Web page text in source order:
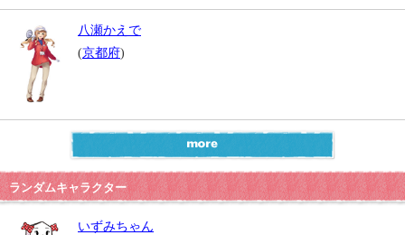
八瀬かえで
(京都府)
ランダムキャラクター
いずみちゃん